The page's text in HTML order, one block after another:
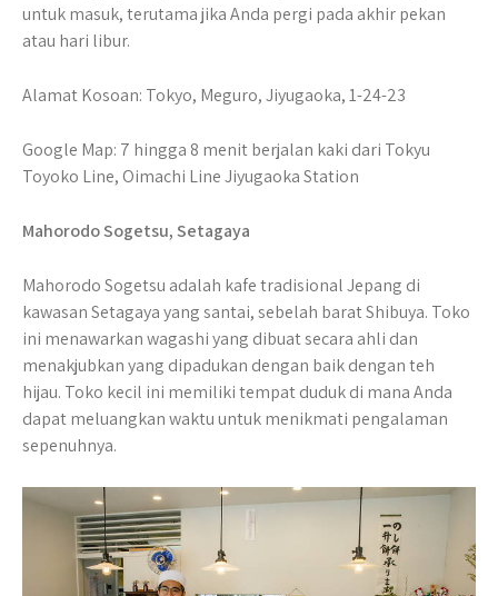
untuk masuk, terutama jika Anda pergi pada akhir pekan
atau hari libur.
Alamat Kosoan: Tokyo, Meguro, Jiyugaoka, 1-24-23
Google Map: 7 hingga 8 menit berjalan kaki dari Tokyu
Toyoko Line, Oimachi Line Jiyugaoka Station
Mahorodo Sogetsu, Setagaya
Mahorodo Sogetsu adalah kafe tradisional Jepang di
kawasan Setagaya yang santai, sebelah barat Shibuya. Toko
ini menawarkan wagashi yang dibuat secara ahli dan
menakjubkan yang dipadukan dengan baik dengan teh
hijau. Toko kecil ini memiliki tempat duduk di mana Anda
dapat meluangkan waktu untuk menikmati pengalaman
sepenuhnya.